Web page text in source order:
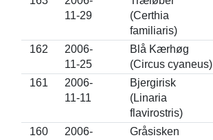
11-29
(Certhia
familiaris)
162
2006-
11-25
Blå Kærhøg
(Circus cyaneus)
161
2006-
11-11
Bjergirisk
(Linaria
flavirostris)
160
2006-
Gråsisken